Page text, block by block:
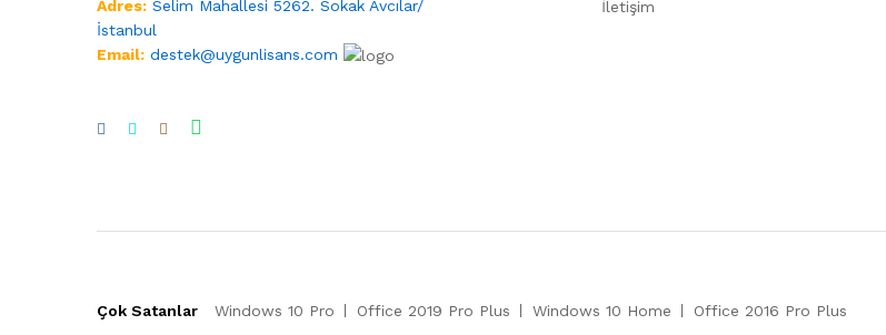
Adres: Selim Mahallesi 5262. Sokak Avcılar/
İstanbul
Email: destek@uygunlisans.com
İletişim
Çok Satanlar Windows 10 Pro Office 2019 Pro Plus Windows 10 Home Office 2016 Pro Plus